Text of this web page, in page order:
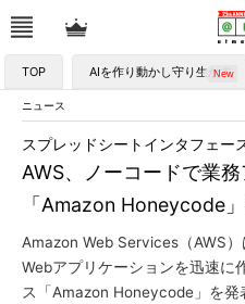
TOP AIを作り動かし守り生かす
ニュース
AWS、ノーコードで業
「Amazon Honeycode
スプレッドシートインタフェー
Amazon Web Services（AWS
Webアプリケーションを迅速に
ス「Amazon Honeycode」を発